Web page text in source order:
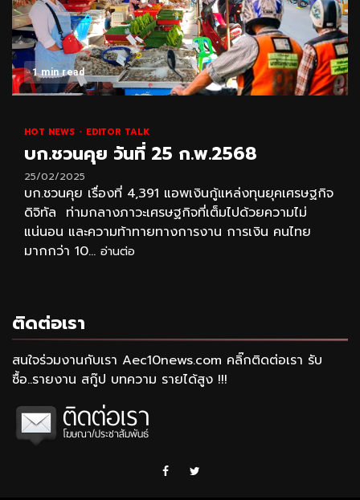
1 min read
HOT NEWS EDITOR TALK
บก.ชวนคุย วันที่ 25 ก.พ.2568
25/02/2025
บก.ชวนคุย เรื่องที่ 4,391 แอพเงินกู้แหล่งทุนยุคเศรษฐกิจ
ดิจิทัล ท่ามกลางภาวะเศรษฐกิจที่เต็มไปด้วยความไม่
แน่นอน และความท้าทายทางการงาน การเงิน คนไทย
มากกว่า 10... อ่านต่อ
ติดต่อเรา
สนใจร่วมงานกับเรา Aec10news.com คลิ๊กติดต่อเรา รับ
ซื้อ..รายงาน สกู๊ป บทความ รายได้สูง !!!
Facebook
Twitter